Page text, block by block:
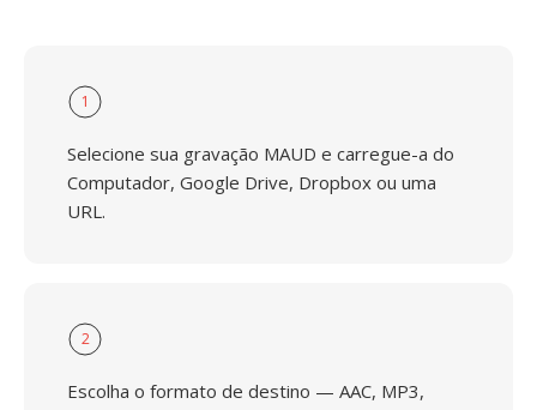
1
Selecione sua gravação MAUD e carregue-a do
Computador, Google Drive, Dropbox ou uma
URL.
2
Escolha o formato de destino — AAC, MP3,